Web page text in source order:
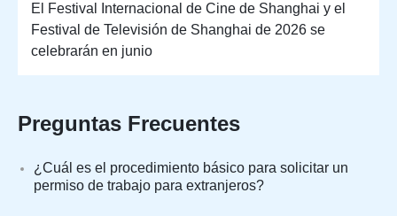
El Festival Internacional de Cine de Shanghai y el
Festival de Televisión de Shanghai de 2026 se
celebrarán en junio
Preguntas Frecuentes
¿Cuál es el procedimiento básico para solicitar un
permiso de trabajo para extranjeros?